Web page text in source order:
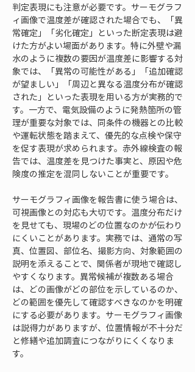
判定表現にも注意が必要です。サーモグラフ
ィ画像で温度差が確認された場合でも、「異
常確定」「劣化確定」といった断定表現は避
けた方がよい場面があります。特に外壁や漏
水のように複数の要因が温度差に影響する対
象では、「異常の可能性がある」「追加確認
が望ましい」「周辺と異なる温度分布が確認
された」といった表現を用いる方が実務的で
す。一方で、電気設備のように発熱箇所の管
理が重要な対象では、同条件の機器との比較
や運転状態を踏まえて、優先的な点検や保守
を促す表現が求められます。赤外線検査の報
告では、温度差を見つけた事実と、原因や危
険度の推定を混同しないことが重要です。
サーモグラフィ画像を報告書に使う場合は、
可視画像との対応も大切です。温度分布だけ
を見せても、現場のどの位置なのかが伝わり
にくいことがあります。実務では、通常の写
真、位置図、部位名、撮影方向、対象範囲の
説明を添えることで、関係者が現地で確認し
やすくなります。異常候補が複数ある場合
は、どの画像がどの部位を示しているのか、
どの範囲を優先して確認すべきなのかを明確
にする必要があります。サーモグラフィ画像
は説得力がありますが、位置情報が不十分だ
と修繕や追加調査につながりにくくなりま
す。